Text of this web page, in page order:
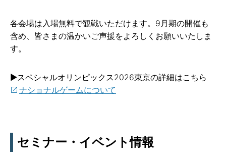
各会場は入場無料で観戦いただけます。9月期の開催も
含め、皆さまの温かいご声援をよろしくお願いいたしま
す。
▶スペシャルオリンピックス2026東京の詳細はこちら
ナショナルゲームについて
セミナー・イベント情報